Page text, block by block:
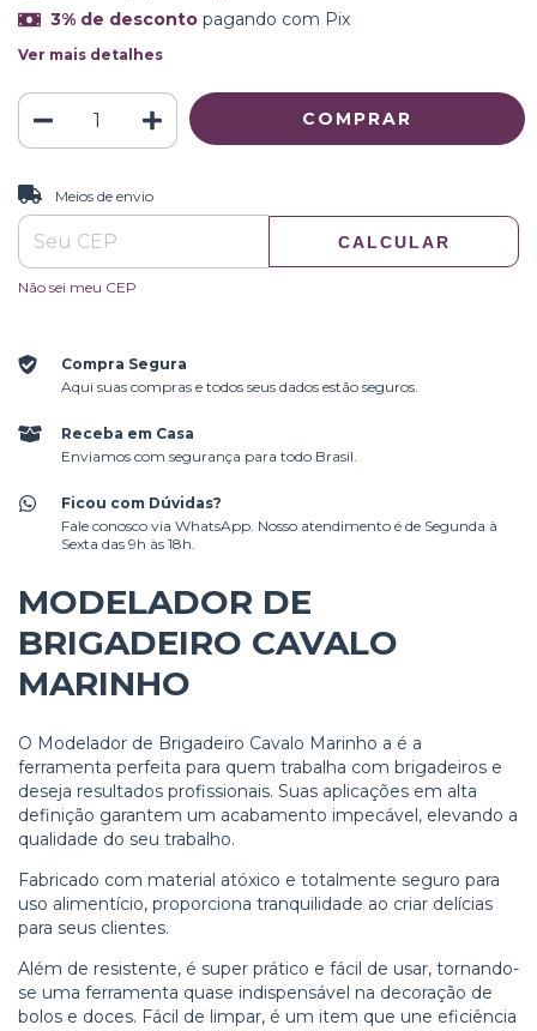
3% de descontopagando com Pix
Ver mais detalhes
Entregas para o CEP:
Meios de envio
CALCULAR
Não sei meu CEP
Compra Segura
Aqui suas compras e todos seus dados estão seguros.
Receba em Casa
Enviamos com segurança para todo Brasil.
Ficou com Dúvidas?
Fale conosco via WhatsApp. Nosso atendimento é de Segunda à
Sexta das 9h às 18h.
MODELADOR DE
BRIGADEIRO CAVALO
MARINHO
O Modelador de Brigadeiro Cavalo Marinho a é a
ferramenta perfeita para quem trabalha com brigadeiros e
deseja resultados profissionais. Suas aplicações em alta
definição garantem um acabamento impecável, elevando a
qualidade do seu trabalho.
Fabricado com material atóxico e totalmente seguro para
uso alimentício, proporciona tranquilidade ao criar delícias
para seus clientes.
Além de resistente, é super prático e fácil de usar, tornando-
se uma ferramenta quase indispensável na decoração de
bolos e doces. Fácil de limpar, é um item que une eficiência